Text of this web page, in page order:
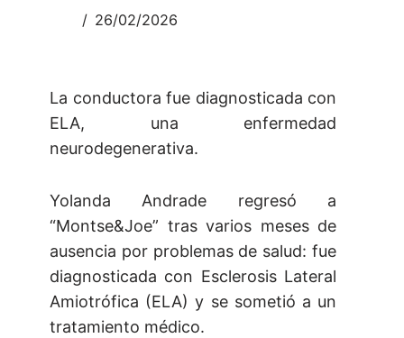
26/02/2026
La conductora fue diagnosticada con
ELA, una enfermedad
neurodegenerativa.
Yolanda Andrade regresó a
“Montse&Joe” tras varios meses de
ausencia por problemas de salud: fue
diagnosticada con Esclerosis Lateral
Amiotrófica (ELA) y se sometió a un
tratamiento médico.